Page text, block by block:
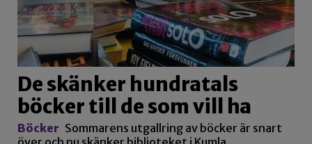
De skänker hundratals
böcker till de som vill ha
Böcker Sommarens utgallring av böcker är snart